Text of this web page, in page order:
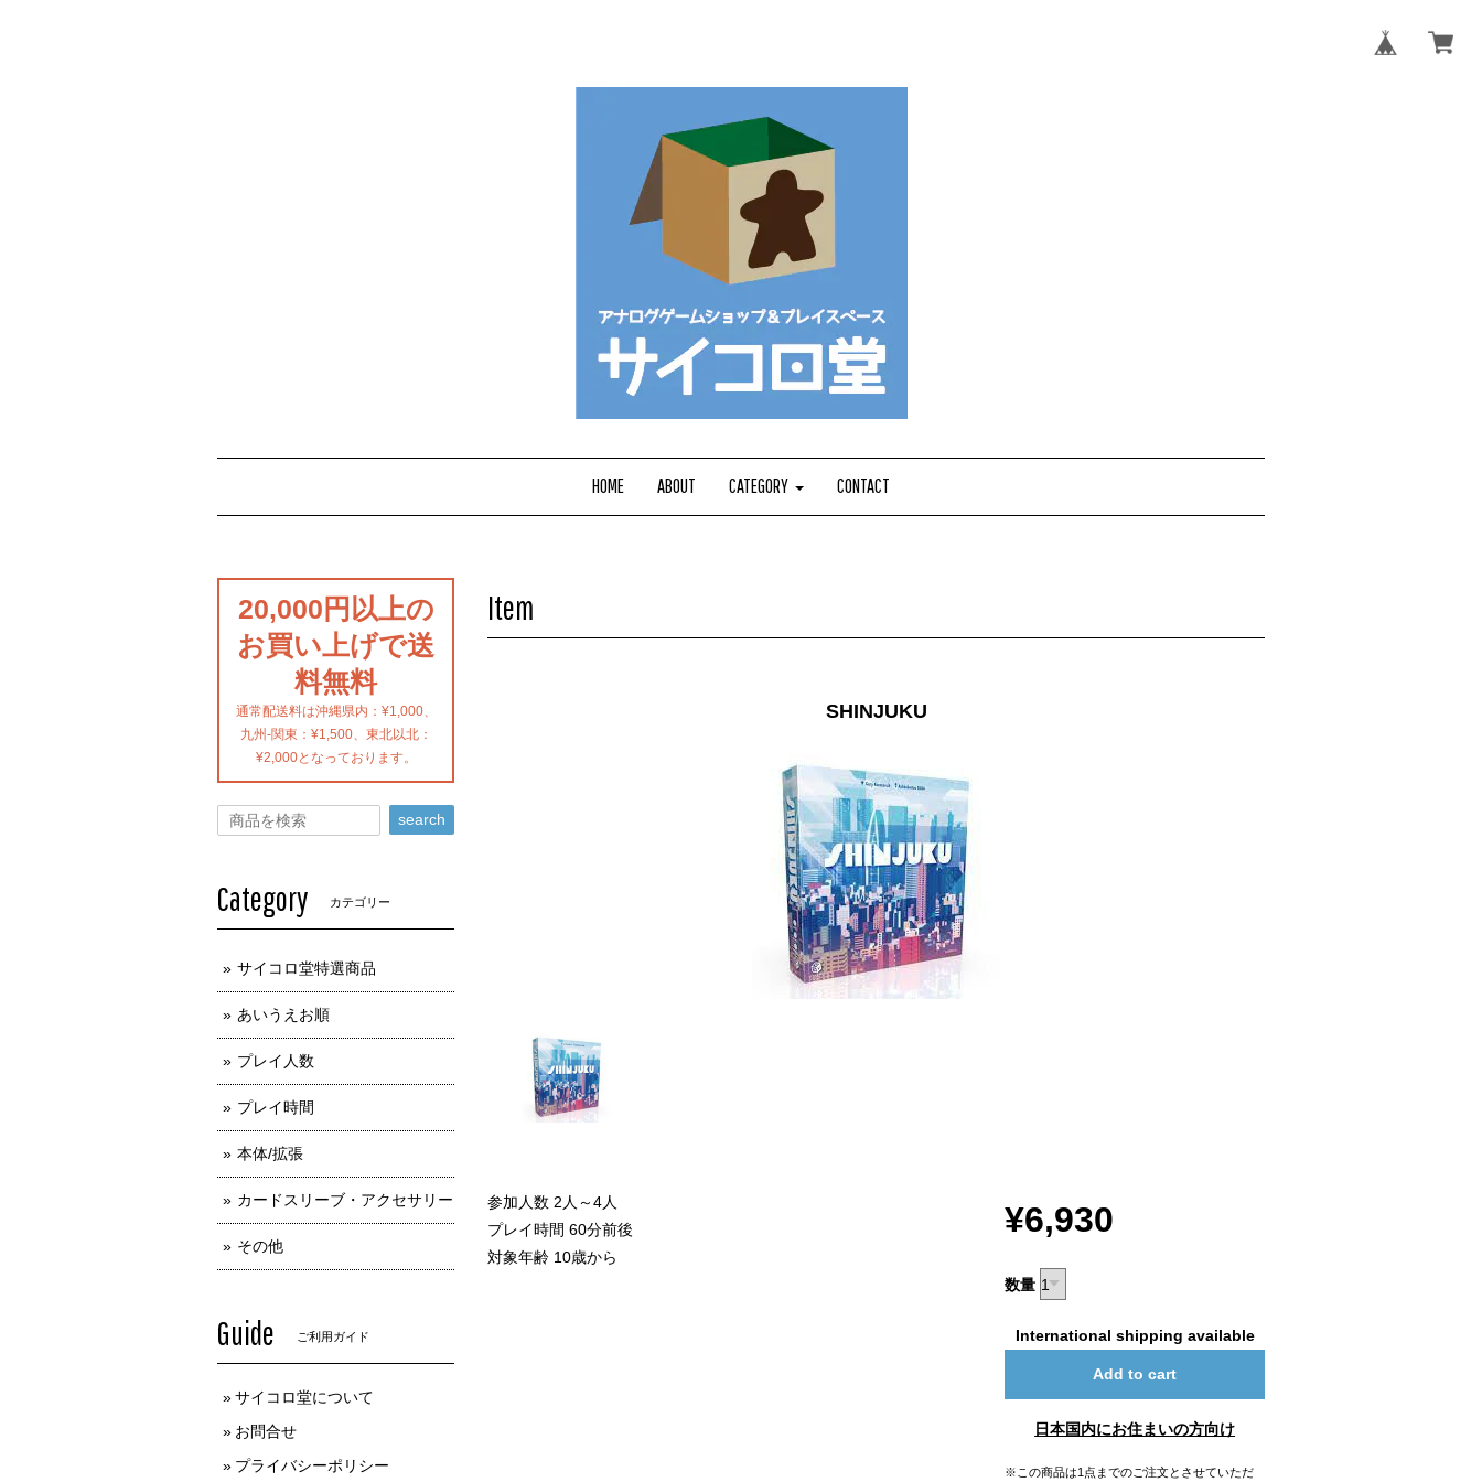
HOME ABOUT CATEGORY CONTACT
Item
SHINJUKU
参加人数 2人～4人
プレイ時間 60分前後
対象年齢 10歳から
¥6,930
数量
International shipping available
Add to cart
日本国内にお住まいの方向け
※この商品は1点までのご注文とさせていただ
20,000円以上の
お買い上げで送
料無料
通常配送料は沖縄県内：¥1,000、
九州-関東：¥1,500、東北以北：
¥2,000となっております。
search
Category カテゴリー
サイコロ堂特選商品
あいうえお順
プレイ人数
プレイ時間
本体/拡張
カードスリーブ・アクセサリー
その他
Guide ご利用ガイド
サイコロ堂について
お問合せ
プライバシーポリシー